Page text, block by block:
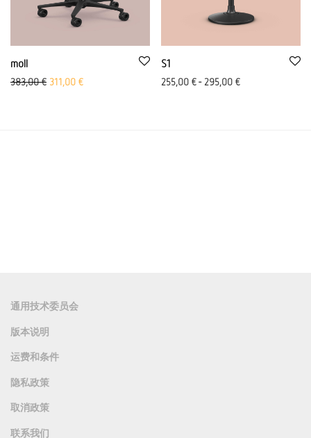
moll
383,00€ 原价： 383.00 欧元
311,00 €Aktueller Preis ist: 311,00 €.
S1
255,00 €- 295,00 €
通用技术委员会
版本说明
运费和条件
隐私政策
取消政策
联系我们